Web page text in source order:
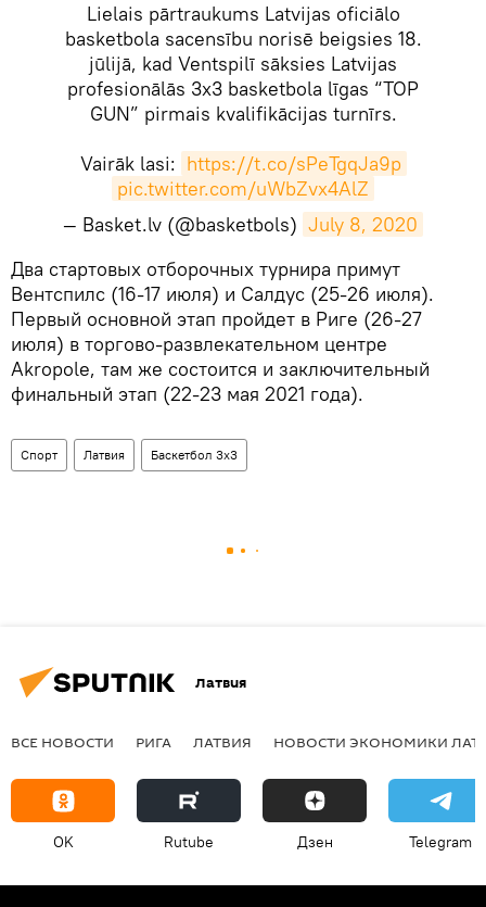
Lielais pārtraukums Latvijas oficiālo
basketbola sacensību norisē beigsies 18.
jūlijā, kad Ventspilī sāksies Latvijas
profesionālās 3x3 basketbola līgas “TOP
GUN” pirmais kvalifikācijas turnīrs.
Vairāk lasi: https://t.co/sPeTgqJa9p
pic.twitter.com/uWbZvx4AlZ
— Basket.lv (@basketbols) July 8, 2020
​Два стартовых отборочных турнира примут
Вентспилс (16-17 июля) и Салдус (25-26 июля).
Первый основной этап пройдет в Риге (26-27
июля) в торгово-развлекательном центре
Akropole, там же состоится и заключительный
финальный этап (22-23 мая 2021 года).
Спорт Латвия Баскетбол 3x3
Латвия
ВСЕ НОВОСТИ РИГА ЛАТВИЯ НОВОСТИ ЭКОНОМИКИ
OK Rutube Дзен Telegram